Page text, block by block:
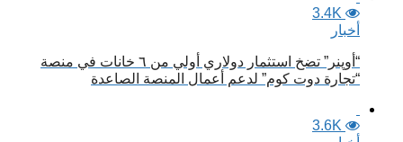
3.4K
أخبار
“أوپنر” تضخ استثمار دولاري أولي من ٦ خانات في منصة
“تجارة دوت كوم” لدعم أعمال المنصة الصاعدة
3.6K